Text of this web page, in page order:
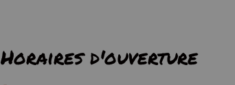
Horaires d'ouverture